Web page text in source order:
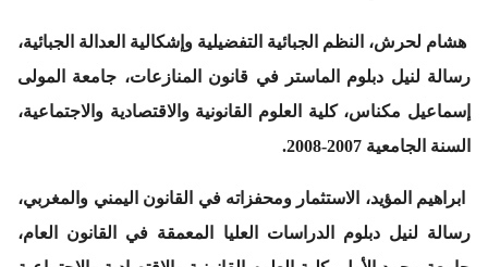
هشام لحرش، النظم الجبائية التفضيلية وإشكالية العدالة الجبائية،
رسالة لنيل دبلوم الماستر في قانون المنازعات، جامعة المولى
إسماعيل مكناس، كلية العلوم القانونية والاقتصادية والاجتماعية،
السنة الجامعية 2007-2008.
ابراهيم المؤيد، الاستثمار ومحفزاته في القانون اليمني والمغربي،
رسالة لنيل دبلوم الدراسات العليا المعمقة في القانون العام،